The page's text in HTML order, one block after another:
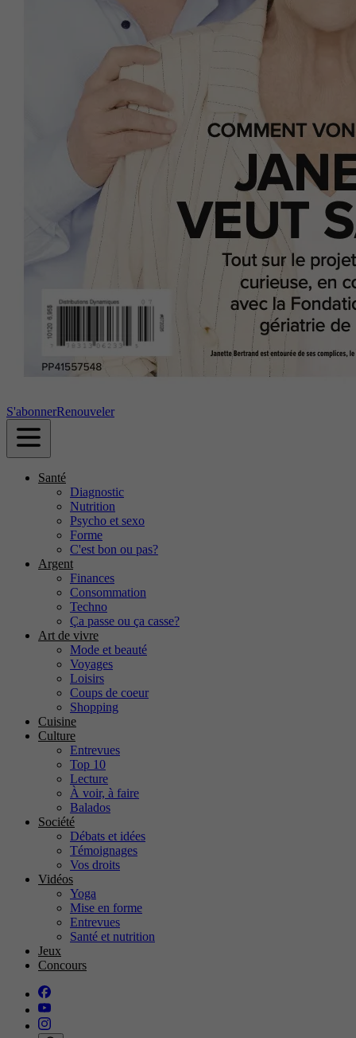
S'abonnerRenouveler
Santé
Diagnostic
Nutrition
Psycho et sexo
Forme
C'est bon ou pas?
Argent
Finances
Consommation
Techno
Ça passe ou ça casse?
Art de vivre
Mode et beauté
Voyages
Loisirs
Coups de coeur
Shopping
Cuisine
Culture
Entrevues
Top 10
Lecture
À voir, à faire
Balados
Société
Débats et idées
Témoignages
Vos droits
Vidéos
Yoga
Mise en forme
Entrevues
Santé et nutrition
Jeux
Concours